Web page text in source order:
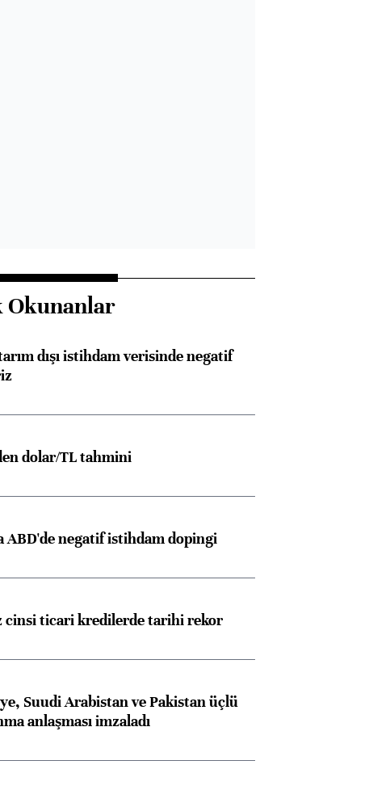
Okunanlar
dışı istihdam verisinde negatif
dolar/TL tahmini
ABD'de negatif istihdam dopingi
cinsi ticari kredilerde tarihi rekor
Suudi Arabistan ve Pakistan üçlü
anlaşması imzaladı